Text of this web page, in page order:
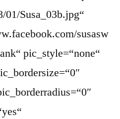
01/Susa_03b.jpg“
susasw
pic_style=“none“